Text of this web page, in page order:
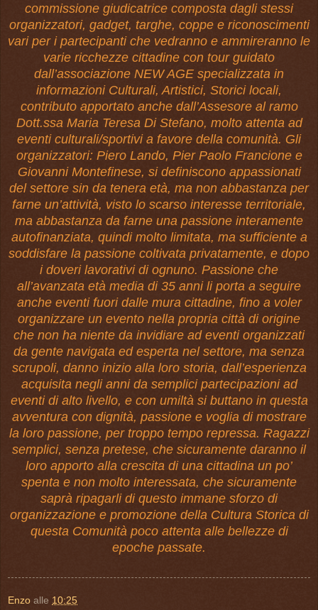
commissione giudicatrice composta dagli stessi
organizzatori, gadget, targhe, coppe e riconoscimenti
vari per i partecipanti che vedranno e ammireranno le
varie ricchezze cittadine con tour guidato
dall’associazione NEW AGE specializzata in
informazioni Culturali, Artistici, Storici locali,
contributo apportato anche dall’Assesore al ramo
Dott.ssa Maria Teresa Di Stefano, molto attenta ad
eventi culturali/sportivi a favore della comunità. Gli
organizzatori: Piero Lando, Pier Paolo Francione e
Giovanni Montefinese, si definiscono appassionati
del settore sin da tenera età, ma non abbastanza per
farne un’attività, visto lo scarso interesse territoriale,
ma abbastanza da farne una passione interamente
autofinanziata, quindi molto limitata, ma sufficiente a
soddisfare la passione coltivata privatamente, e dopo
i doveri lavorativi di ognuno. Passione che
all’avanzata età media di 35 anni li porta a seguire
anche eventi fuori dalle mura cittadine, fino a voler
organizzare un evento nella propria città di origine
che non ha niente da invidiare ad eventi organizzati
da gente navigata ed esperta nel settore, ma senza
scrupoli, danno inizio alla loro storia, dall’esperienza
acquisita negli anni da semplici partecipazioni ad
eventi di alto livello, e con umiltà si buttano in questa
avventura con dignità, passione e voglia di mostrare
la loro passione, per troppo tempo repressa. Ragazzi
semplici, senza pretese, che sicuramente daranno il
loro apporto alla crescita di una cittadina un po’
spenta e non molto interessata, che sicuramente
saprà ripagarli di questo immane sforzo di
organizzazione e promozione della Cultura Storica di
questa Comunità poco attenta alle bellezze di
epoche passate.
Enzo alle 10:25